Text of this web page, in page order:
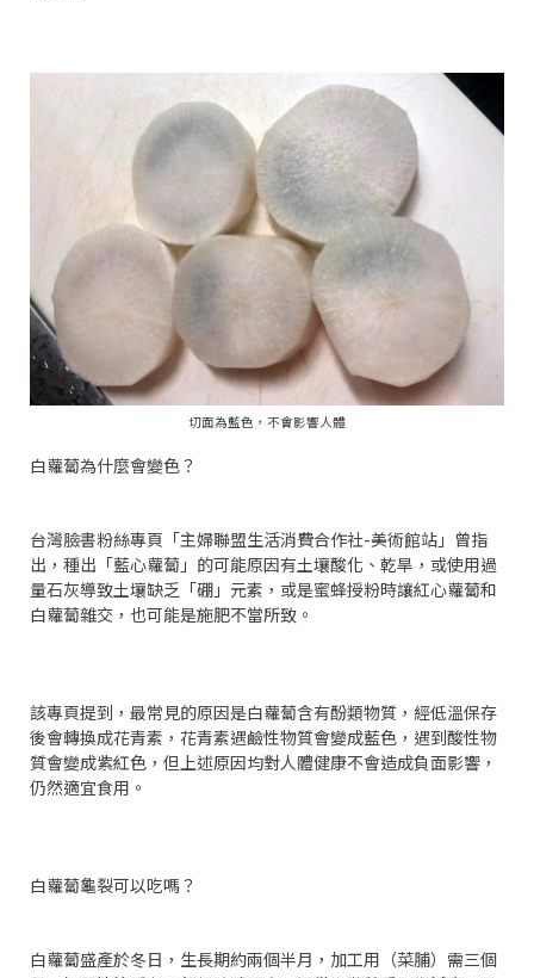
切面為藍色，不會影響人體
白蘿蔔為什麼會變色？
台灣臉書粉絲專頁「主婦聯盟生活消費合作社-美術館站」曾指
出，種出「藍心蘿蔔」的可能原因有土壤酸化、乾旱，或使用過
量石灰導致土壤缺乏「硼」元素，或是蜜蜂授粉時讓紅心蘿蔔和
白蘿蔔雜交，也可能是施肥不當所致。
該專頁提到，最常見的原因是白蘿蔔含有酚類物質，經低溫保存
後會轉換成花青素，花青素遇鹼性物質會變成藍色，遇到酸性物
質會變成紫紅色，但上述原因均對人體健康不會造成負面影響，
仍然適宜食用。
白蘿蔔龜裂可以吃嗎？
白蘿蔔盛產於冬日，生長期約兩個半月，加工用（菜脯）需三個